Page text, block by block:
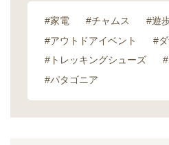
#家電 #チャムス #遊
#アウトドアイベント
#
#トレッキングシューズ
#パタゴニア